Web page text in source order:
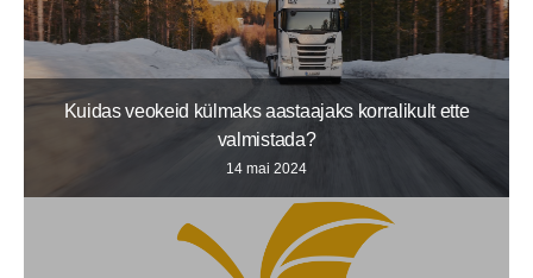
Kuidas veokeid külmaks aastaajaks korralikult ette
valmistada?
14 mai 2024